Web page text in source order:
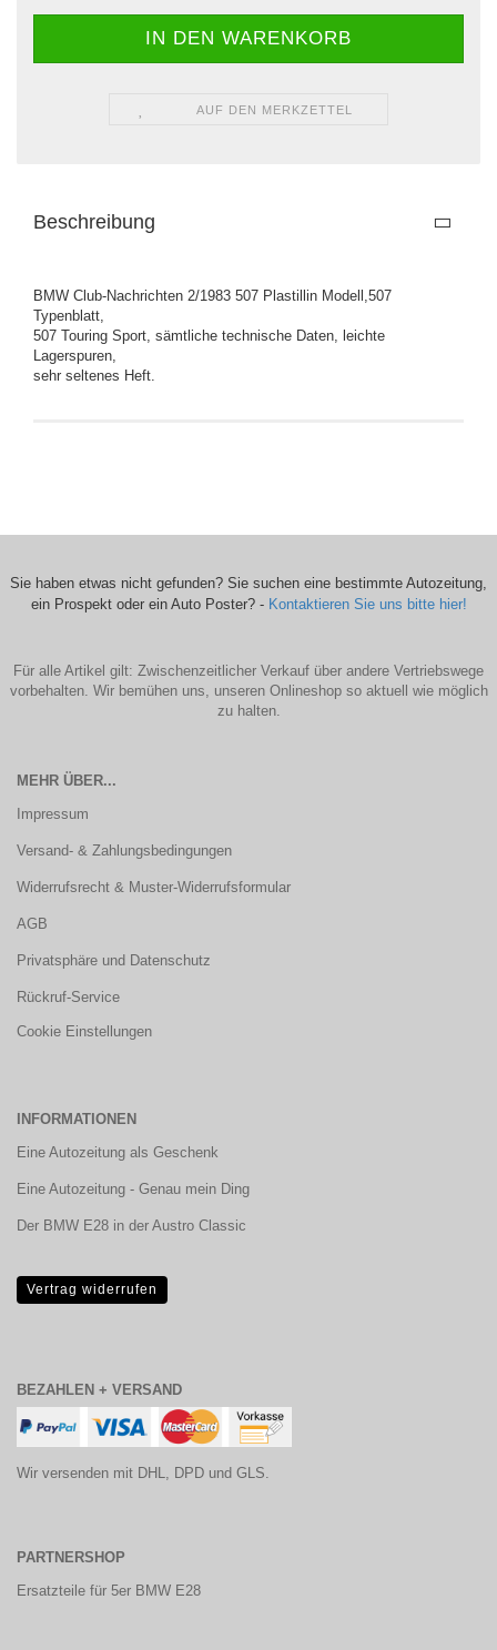
AUF DEN MERKZETTEL
Beschreibung
BMW Club-Nachrichten 2/1983 507 Plastillin Modell,507
Typenblatt,
507 Touring Sport, sämtliche technische Daten, leichte
Lagerspuren,
sehr seltenes Heft.
Sie haben etwas nicht gefunden? Sie suchen eine bestimmte Autozeitung,
ein Prospekt oder ein Auto Poster? - Kontaktieren Sie uns bitte hier!
Für alle Artikel gilt: Zwischenzeitlicher Verkauf über andere Vertriebswege
vorbehalten. Wir bemühen uns, unseren Onlineshop so aktuell wie möglich
zu halten.
MEHR ÜBER...
Impressum
Versand- & Zahlungsbedingungen
Widerrufsrecht & Muster-Widerrufsformular
AGB
Privatsphäre und Datenschutz
Rückruf-Service
Cookie Einstellungen
INFORMATIONEN
Eine Autozeitung als Geschenk
Eine Autozeitung - Genau mein Ding
Der BMW E28 in der Austro Classic
Vertrag widerrufen
BEZAHLEN + VERSAND
Wir versenden mit DHL, DPD und GLS.
PARTNERSHOP
Ersatzteile für 5er BMW E28